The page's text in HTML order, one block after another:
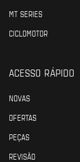
MT SERIES
CICLOMOTOR
ACESSO RÁPIDO
NOVAS
OFERTAS
PEÇAS
REVISÃO